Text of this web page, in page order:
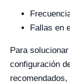
Fallas en
Para
configuración